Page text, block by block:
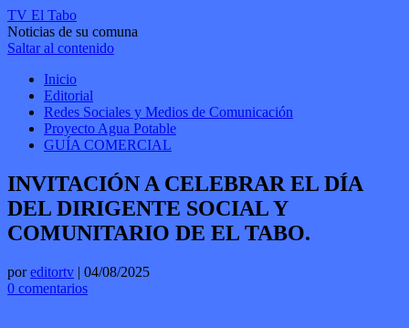
TV El Tabo
Noticias de su comuna
Saltar al contenido
Inicio
Editorial
Redes Sociales y Medios de Comunicación
Proyecto Agua Potable
GUÍA COMERCIAL
INVITACIÓN A CELEBRAR EL DÍA
DEL DIRIGENTE SOCIAL Y
COMUNITARIO DE EL TABO.
poreditortv | 04/08/2025
0 comentarios